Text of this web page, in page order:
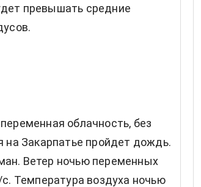
превышать средние
облачность, без
на Закарпатье пройдет дождь.
Ветер ночью переменных
Температура воздуха ночью